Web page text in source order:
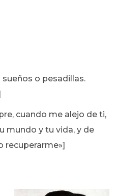
o pesadillas.
cuando me alejo de ti,
mundo y tu vida, y de
recuperarme»]